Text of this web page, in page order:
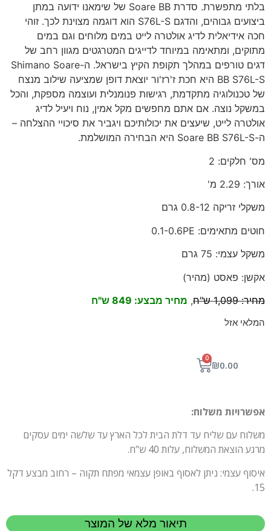
בלתי מתפשרת. סדרת Soare BB של שימאנו ידועה במתן
ביצועים גבוהים, והדגם S76L-S הוא דוגמה מצוינת לכך. זוהי
חכה אידיאלית לדיג אולטרה לייט במים מלוחים וגם במים
מתוקים, ומתאימה במיוחד לדייגים המטרגטים מגוון רחב של
דגים טורפים במהלך תקופת הקיץ בישראל. ה-Shimano Soare
BB S76L-S היא חכת ז'רז'ור יוצאת דופן שמציעה שילוב מנצח
של טכנולוגיה מתקדמת, רגישות פנומנלית ועוצמה מספקת, והכל
במשקל נוצה. אם אתם מחפשים מקל אמין, נוח ויעיל לדיג
אולטרה לייט, שיעצים את יכולותיכם ויגביר את סיכויי ההצלחה –
ה-Soare BB S76L-S היא הבחירה המושלמת.
מס' חלקים: 2
אורך: 2.29 מ'
משקלי זריקה 0.8-12 גרם
חוטים מתאימים: 0.1-0.6PE
משקל עצמי: 75 גרם
אקשן: פאסט (מהיר)
מחיר: 1,099 ש"ח
, מחיר מבצע: 849 ש"ח
המלאי אזל
₪0.00
0
אפשרויות משלוח:
משלוח עם שליח עד דלת הבית לכל הארץ עד שלשה ימים עסקים
מרגע הוצאת המשלוח, עלות 40 ש"ח.
איסוף עצמי: ניתן לאסוף באופן עצמאי מפתח תקוה – רחוב מבצע דקל
15.
תיאור מלא של המוצר